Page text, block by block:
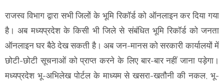
राजस्व विभाग द्वारा सभी जिलों के भूमि रिकॉर्ड को ऑनलाइन कर दिया गया
है। अब मध्यप्रदेश के किसी भी जिले से संबंधित भूमि रिकॉर्ड को जनता
ऑनलाइन घर बैठे देख सकती है। अब जन-मानस को सरकारी कार्यालयों में
छोटी-छोटी सूचनाओं को प्राप्त करने के लिए बार-बार नहीं जाना पड़ेगा।
मध्यप्रदेश भू-अभिलेख पोर्टल के माध्यम से खसरा-खतौनी की नकल, भू-